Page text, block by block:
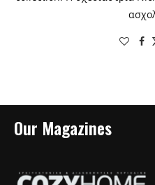
Our Magazines